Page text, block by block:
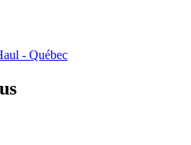
- Québec